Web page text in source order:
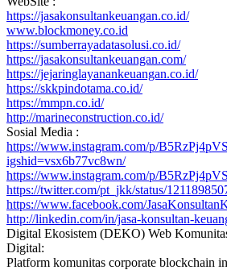
https://jasakonsultankeuangan.co.id/
www.blockmoney.co.id
https://sumberrayadatasolusi.co.id/
https://jasakonsultankeuangan.com/
https://jejaringlayanankeuangan.co.id/
https://skkpindotama.co.id/
https://mmpn.co.id/
http://marineconstruction.co.id/
Sosial Media :
https://www.instagram.com/p/
igshid=vsx6b77vc8wn/
https://www.instagram.com/p/
https://twitter.com/pt_jkk/status/
https://www.facebook.com/
http://linkedin.com/in/jasa-konsultan-
Digital Ekosistem (DEKO) Web
Digital:
Platform komunitas corporate blockchain